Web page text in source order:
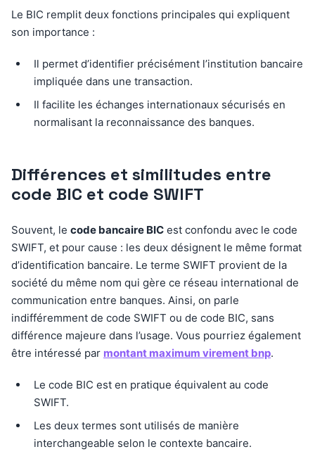
Le BIC remplit deux fonctions principales qui expliquent
son importance :
Il permet d’identifier précisément l’institution bancaire
impliquée dans une transaction.
Il facilite les échanges internationaux sécurisés en
normalisant la reconnaissance des banques.
Différences et similitudes entre
code BIC et code SWIFT
Souvent, le code bancaire BIC est confondu avec le code
SWIFT, et pour cause : les deux désignent le même format
d’identification bancaire. Le terme SWIFT provient de la
société du même nom qui gère ce réseau international de
communication entre banques. Ainsi, on parle
indifféremment de code SWIFT ou de code BIC, sans
différence majeure dans l’usage. Vous pourriez également
être intéressé par montant maximum virement bnp.
Le code BIC est en pratique équivalent au code
SWIFT.
Les deux termes sont utilisés de manière
interchangeable selon le contexte bancaire.